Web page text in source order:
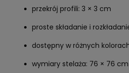
przekrój profili: 3 × 3 cm
proste składanie i
dostępny w różnych
wymiary stelaża: 76 × 76 cm